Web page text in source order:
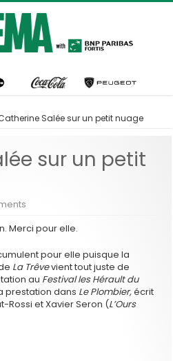
Salée sur un petit nuage
sur un petit
Merci pour elle.
pour elle puisque la
La Trêvevient tout juste de
au Festival les Hérault du
prestation dans Le Plombier,écrit
Rossi et Xavier Seron (L’Ours